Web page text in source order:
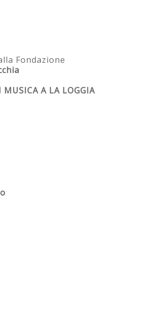
Fondazione
MUSICA A LA LOGGIA